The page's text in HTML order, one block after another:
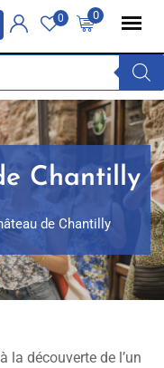
0
0
Chantilly
de Chantilly
la découverte de l’un